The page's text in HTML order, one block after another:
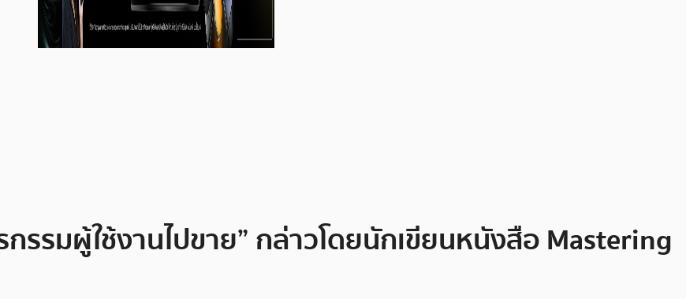
กรรมผู้ใช้งานไปขาย” กล่าวโดยนักเขียนหนังสือ Mastering